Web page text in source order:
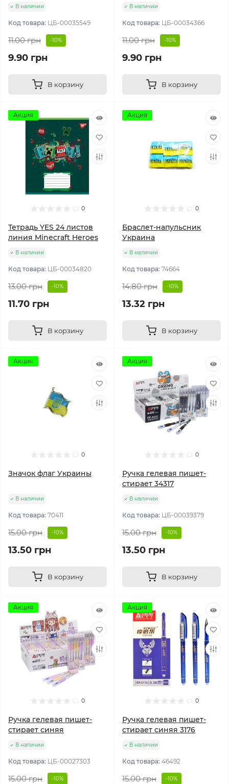
В наличии
Код товара: ЦБ-00035549
11.00 грн -10%
9.90 грн
В корзину
В наличии
Код товара: ЦБ-00034366
11.00 грн -10%
9.90 грн
В корзину
Акция
0
Тетрадь YES 24 листов
линия Minecraft Heroes
В наличии
Код товара: ЦБ-00034820
13.00 грн -10%
11.70 грн
В корзину
Акция
0
Браслет-напульсник
Украина
В наличии
Код товара: 74664
14.80 грн -10%
13.32 грн
В корзину
Акция
0
Значок флаг Украины
В наличии
Код товара: 70411
15.00 грн -10%
13.50 грн
В корзину
Акция
0
Ручка гелевая пишет-
стирает 34317
В наличии
Код товара: ЦБ-00039379
15.00 грн -10%
13.50 грн
В корзину
Акция
0
Ручка гелевая пишет-
стирает синяя
В наличии
Код товара: ЦБ-00027303
15.00 грн -10%
Акция
0
Ручка гелевая пишет-
стирает синяя 3176
В наличии
Код товара: 46492
15.00 грн -10%